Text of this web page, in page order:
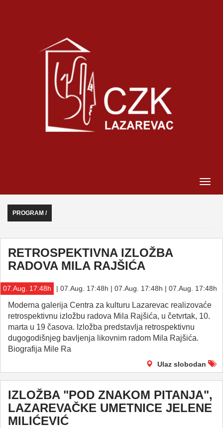
PROGRAM /
RETROSPEKTIVNA IZLOŽBA
RADOVA MILA RAJŠIĆA
07.Aug. 17:48h | 07.Aug. 17:48h | 07.Aug. 17:48h | 07.Aug. 17:48h
Moderna galerija Centra za kulturu Lazarevac realizovaće
retrospektivnu izložbu radova Mila Rajšića, u četvrtak, 10.
marta u 19 časova. Izložba predstavlja retrospektivnu
dugogodišnjeg bavljenja likovnim radom Mila Rajšića.
Biografija Mile Ra
Ulaz slobodan
IZLOŽBA "POD ZNAKOM PITANJA",
LAZAREVAČKE UMETNICE JELENE
MILIĆEVIĆ